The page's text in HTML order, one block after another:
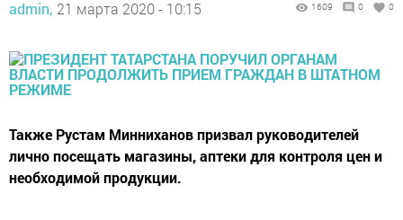
admin, 21 марта 2020 - 10:15 1609 0 0
Также Рустам Минниханов призвал руководителей
лично посещать магазины, аптеки для контроля цен и
необходимой продукции.